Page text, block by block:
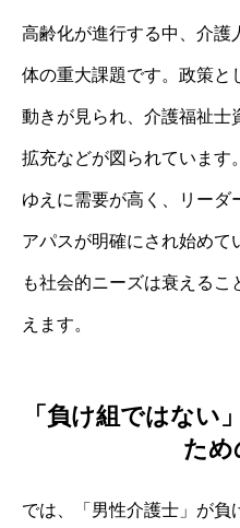
高齢化が進行する中、介護
体の重大課題です。政策と
動きが見られ、介護福祉士
拡充などが図られています
ゆえに需要が高く、リーダ
アパスが明確にされ始めて
も社会的ニーズは衰える
えます。
「負け組ではない
ため
では、「男性介護士」が負